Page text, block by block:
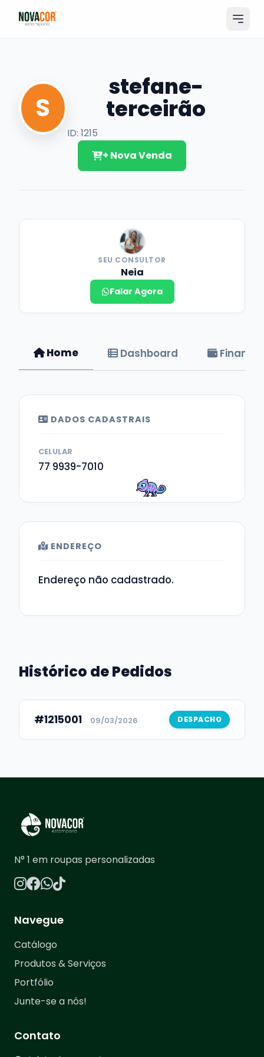
para
Catálogo
Produtos & Serviços
Solicitar Orçamento
S
stefane-
terceirão
ID: 1215
+ Nova Venda
SEU CONSULTOR
Neia
Falar Agora
Home Dashboard
DADOS CADASTRAIS
CELULAR
77 9939-7010
ENDEREÇO
Endereço não cadastrado.
Histórico de Pedidos
#1215001 09/03/2026 DESPACHO
N° 1 em roupas personalizadas
Navegue
Catálogo
Produtos & Serviços
Portfólio
Junte-se a nós!
Contato